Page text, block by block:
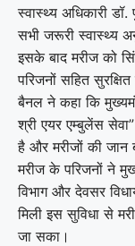
स्वास्थ्य अधिकारी
सभी जरूरी स्वास्थ्य
इसके बाद मरीज को
परिजनों सहित
बैनल ने कहा कि
श्री एयर एम्बुलेंस सेवा”
है और मरीजों की जान
मरीज के परिजनों ने
विभाग और देवसर
मिली इस सुविधा से
जा सका।